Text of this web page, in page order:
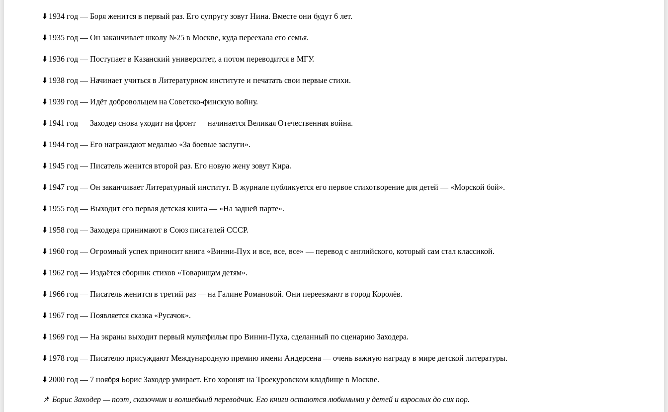
⬇️ 1934 год — Боря женится в первый раз. Его супругу зовут Нина. Вместе они будут 6 лет.
⬇️ 1935 год — Он заканчивает школу №25 в Москве, куда переехала его семья.
⬇️ 1936 год — Поступает в Казанский университет, а потом переводится в МГУ.
⬇️ 1938 год — Начинает учиться в Литературном институте и печатать свои первые стихи.
⬇️ 1939 год — Идёт добровольцем на Советско-финскую войну.
⬇️ 1941 год — Заходер снова уходит на фронт — начинается Великая Отечественная война.
⬇️ 1944 год — Его награждают медалью «За боевые заслуги».
⬇️ 1945 год — Писатель женится второй раз. Его новую жену зовут Кира.
⬇️ 1947 год — Он заканчивает Литературный институт. В журнале публикуется его первое стихотворение для детей — «Морской бой».
⬇️ 1955 год — Выходит его первая детская книга — «На задней парте».
⬇️ 1958 год — Заходера принимают в Союз писателей СССР.
⬇️ 1960 год — Огромный успех приносит книга «Винни-Пух и все, все, все» — перевод с английского, который сам стал классикой.
⬇️ 1962 год — Издаётся сборник стихов «Товарищам детям».
⬇️ 1966 год — Писатель женится в третий раз — на Галине Романовой. Они переезжают в город Королёв.
⬇️ 1967 год — Появляется сказка «Русачок».
⬇️ 1969 год — На экраны выходит первый мультфильм про Винни-Пуха, сделанный по сценарию Заходера.
⬇️ 1978 год — Писателю присуждают Международную премию имени Андерсена — очень важную награду в мире детской литературы.
⬇️ 2000 год — 7 ноября Борис Заходер умирает. Его хоронят на Троекуровском кладбище в Москве.
📌 Борис Заходер — поэт, сказочник и волшебный переводчик. Его книги остаются любимыми у детей и взрослых до сих пор.